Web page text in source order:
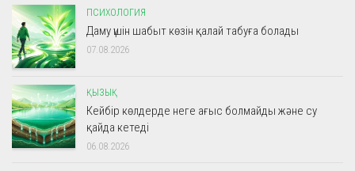
ПСИХОЛОГИЯ
Даму үшін шабыт көзін қалай табуға болады
07.08.2026
ҚЫЗЫҚ
Кейбір көлдерде неге ағыс болмайды және су
қайда кетеді
06.08.2026